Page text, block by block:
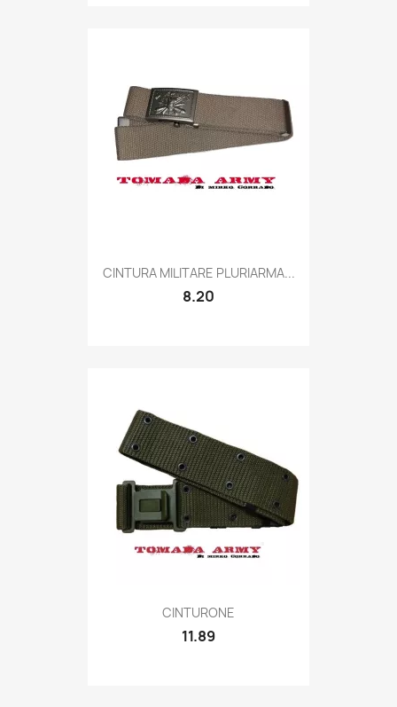
Quick view
CINTURA MILITARE PLURIARMA...
8.20
Quick view
CINTURONE
11.89